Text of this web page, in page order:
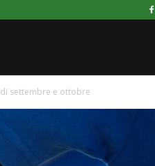
settembre e ottobre